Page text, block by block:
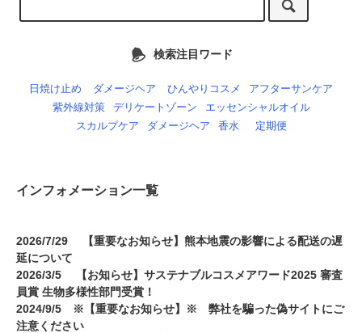
検索注目ワード
日焼け止め ダメージヘア ひんやりコスメ
アフターサンケア
紫外線対策
デリケートゾーン
エッセンシャルオイル
スカルプケア
ダメージヘア 香水 定期便
インフォメーション一覧
2026/7/29
【重要なお知らせ】熊本地震の影響による配送の遅
延について
2026/3/5
【お知らせ】サステナブルコスメアワード2025 審査
員賞 生物多様性部門受賞！
2024/9/5
※【重要なお知らせ】※ 弊社を騙った偽サイトにご
注意ください